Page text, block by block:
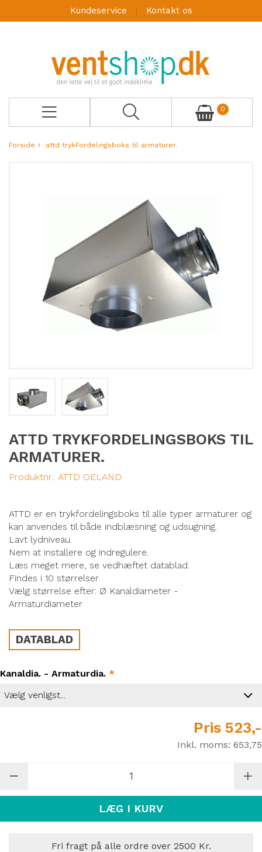
Kundeservice Kontakt os
0
Forside attd trykFordelingsboks til armaturer.
ATTD TRYKFORDELINGSBOKS TIL
ARMATURER.
Produktnr.: ATTD OELAND
ATTD er en trykfordelingsboks til alle typer armaturer og
kan anvendes til både indblæsning og udsugning.
Lavt lydniveau.
Nem at installere og indregulere.
Læs meget mere, se vedhæftet datablad.
Findes i 10 størrelser
Vælg størrelse efter: Ø Kanaldiameter -
Armaturdiameter
DATABLAD
Kanaldia. - Armaturdia. *
Pris 523,-
Inkl. moms: 653,75
LÆG I KURV
Fri fragt på alle ordre over 2500 Kr.